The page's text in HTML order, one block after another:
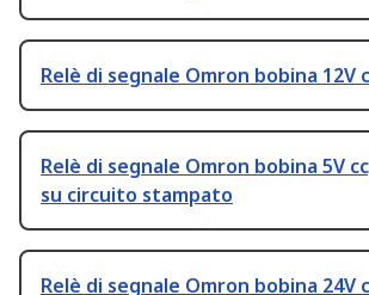
Relè di segnale Omron bobina 12V
Relè di segnale Omron bobina 5V
su circuito stampato
Relè di segnale Omron bobina 24V